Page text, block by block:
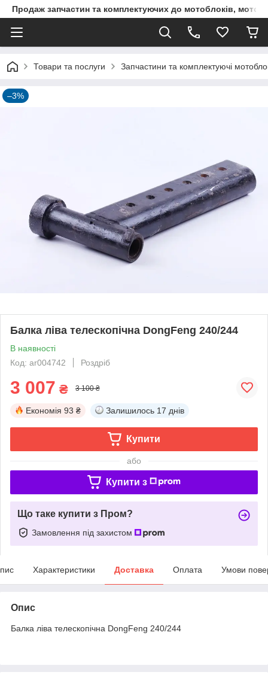
Продаж запчастин та комплектуючих до мотоблоків,
Товари та послуги Запчастини та комплектуючі
–3%
Балка ліва телескопічна DongFeng 240/244
В наявності
Код: ar004742
Роздріб
3 007 ₴ 3 100 ₴
Економія 93 ₴ Залишилось 17 днів
Купити
або
Купити з
Що таке купити з Пром?
Замовлення під захистом
Характеристики Доставка Оплата Умови
Опис
Балка ліва телескопічна DongFeng 240/244